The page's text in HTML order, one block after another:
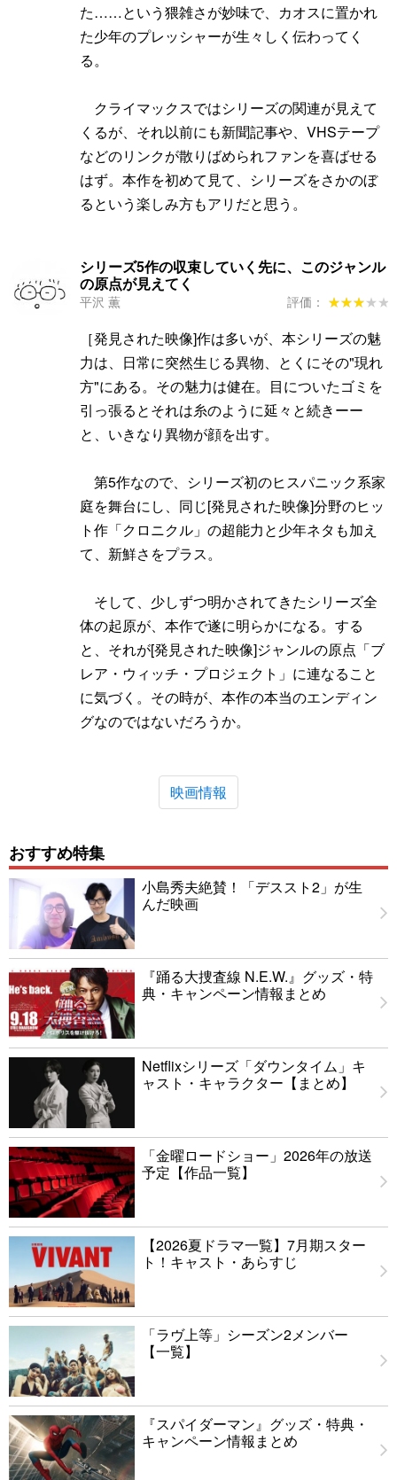
た……という猥雑さが妙味で、カオスに置かれ
た少年のプレッシャーが生々しく伝わってく
る。
クライマックスではシリーズの関連が見えて
くるが、それ以前にも新聞記事や、VHSテープ
などのリンクが散りばめられファンを喜ばせる
はず。本作を初めて見て、シリーズをさかのぼ
るという楽しみ方もアリだと思う。
シリーズ5作の収束していく先に、このジャンル
の原点が見えてく
平沢 薫 評価： ★★★★★
★★★★★
［発見された映像]作は多いが、本シリーズの魅
力は、日常に突然生じる異物、とくにその"現れ
方"にある。その魅力は健在。目についたゴミを
引っ張るとそれは糸のように延々と続きーー
と、いきなり異物が顔を出す。
第5作なので、シリーズ初のヒスパニック系家
庭を舞台にし、同じ[発見された映像]分野のヒッ
ト作「クロニクル」の超能力と少年ネタも加え
て、新鮮さをプラス。
そして、少しずつ明かされてきたシリーズ全
体の起原が、本作で遂に明らかになる。する
と、それが[発見された映像]ジャンルの原点「ブ
レア・ウィッチ・プロジェクト」に連なること
に気づく。その時が、本作の本当のエンディン
グなのではないだろうか。
映画情報
おすすめ特集
小島秀夫絶賛！「デススト2」が生
んだ映画
『踊る大捜査線 N.E.W.』グッズ・特
典・キャンペーン情報まとめ
Netflixシリーズ「ダウンタイム」キ
ャスト・キャラクター【まとめ】
「金曜ロードショー」2026年の放送
予定【作品一覧】
【2026夏ドラマ一覧】7月期スター
ト！キャスト・あらすじ
「ラヴ上等」シーズン2メンバー
【一覧】
『スパイダーマン』グッズ・特典・
キャンペーン情報まとめ